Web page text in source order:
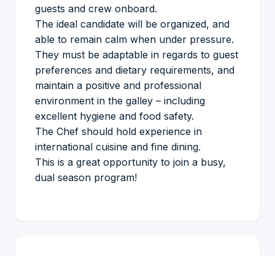
guests and crew onboard.
The ideal candidate will be organized, and
able to remain calm when under pressure.
They must be adaptable in regards to guest
preferences and dietary requirements, and
maintain a positive and professional
environment in the galley – including
excellent hygiene and food safety.
The Chef should hold experience in
international cuisine and fine dining.
This is a great opportunity to join a busy,
dual season program!